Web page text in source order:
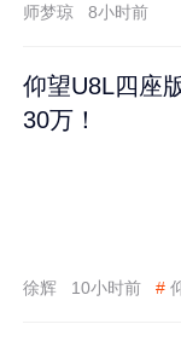
师梦琼 8小时前
仰望U8L四座
30万！
徐辉 10小时前 #